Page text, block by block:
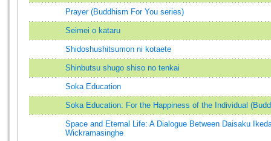
Prayer (Buddhism For You series)
Seimei o kataru
Shidoshushitsumon ni kotaete
Shinbutsu shugo shiso no tenkai
Soka Education
Soka Education: For the Happiness of the Individual
Space and Eternal Life: A Dialogue Between Daisaku
Wickramasinghe